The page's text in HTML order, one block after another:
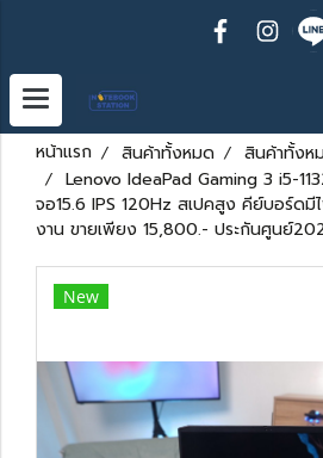
หน้าแรก สินค้าทั้งหมด
สินค้าทั้งห
Lenovo IdeaPad Gaming 3 i5-
จอ15.6 IPS 120Hz สเปคสูง คีย์บอร์ดมี
งาน ขายเพียง 15,800.- ประกันศูนย์
New